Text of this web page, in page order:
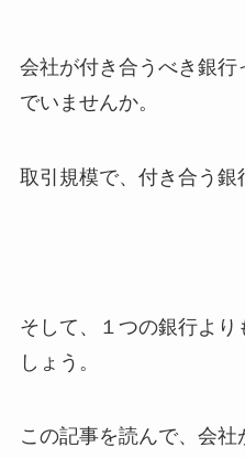
会社が付き合うべき銀
でいませんか。
取引規模で、付き合う銀
そして、１つの銀行より
しょう。
この記事を読んで、会